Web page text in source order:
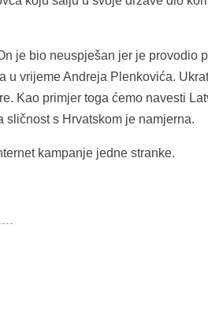
je bio neuspješan jer je provodio
u vrijeme Andreja Plenkovića.
Kao primjer toga ćemo navesti
sličnost s Hrvatskom je namjerna.
kampanje jedne stranke.